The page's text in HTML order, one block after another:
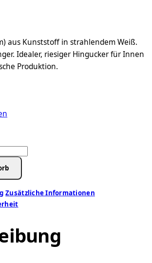
aus Kunststoff in strahlendem Weiß.
Idealer, riesiger Hingucker für Innen
Produktion.
Zusätzliche Informationen